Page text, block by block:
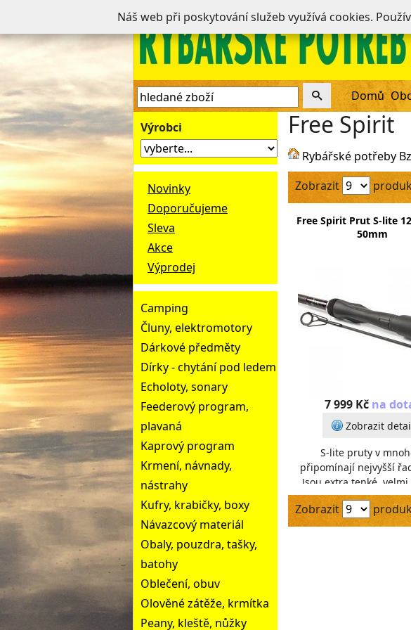
Domů
Výrobci
Novinky
Doporučujeme
Sleva
Akce
Výprodej
Camping
Čluny, elektromotory
Dárkové předměty
Dírky - chytání pod ledem
Echoloty, sonary
Feederový program,
plavaná
Kaprový program
Krmení, návnady,
nástrahy
Kufry, krabičky, boxy
Návazcový materiál
Obaly, pouzdra, tašky,
batohy
Oblečení, obuv
Olověné zátěže, krmítka
Peany, kleště, nůžky
Free Spirit
Rybářské potřeby
Zobrazit
Free Spirit Prut S-lite
50mm
7 999 Kč na
Zobrazit
S-lite pruty v
připomínají nejvyšší
Jsou extra tenké, velmi
přitom blank má
proto si při vývoji
Zobrazit
Náš web při poskytování služeb využívá cookies.